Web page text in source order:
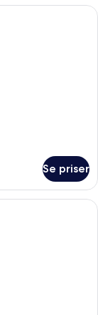
två sängar, ett
Se priser
en stor säng, två